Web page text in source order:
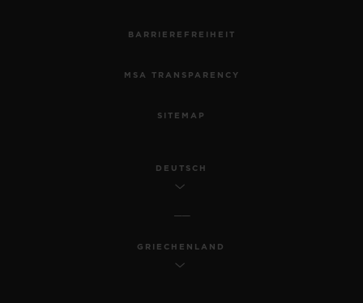
BARRIEREFREIHEIT
MSA TRANSPARENCY
SITEMAP
DEUTSCH
GRIECHENLAND